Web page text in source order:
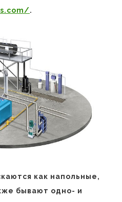
.
как напольные,
бывают одно- и